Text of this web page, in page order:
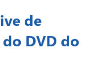
de
DVD do